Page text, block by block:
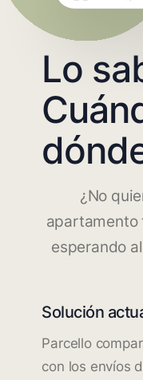
Lo
¿No
apartamento
esperando
Solución
Parcello
con los envíos